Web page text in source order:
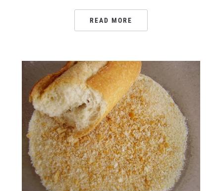
READ MORE